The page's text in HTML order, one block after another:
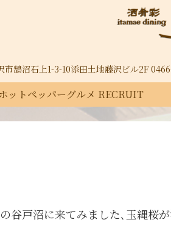
市鵠沼石上1-3-10添田土地藤沢ビル2F
ホットペッパーグルメ RECRUIT
谷戸沼に来てみました､玉縄桜